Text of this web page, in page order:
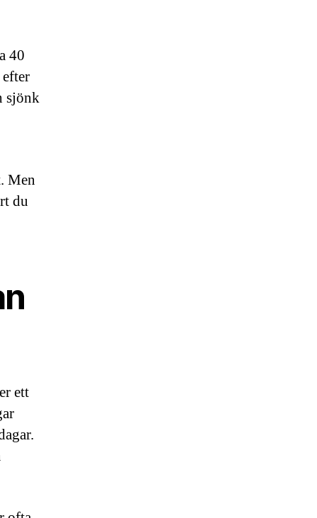
40
sjönk
Men
du
ett